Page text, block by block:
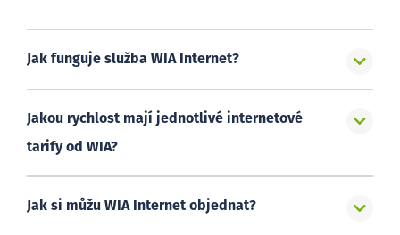
Jak funguje služba WIA Internet?
Jakou rychlost mají jednotlivé internetové
tarify od WIA?
Jak si můžu WIA Internet objednat?